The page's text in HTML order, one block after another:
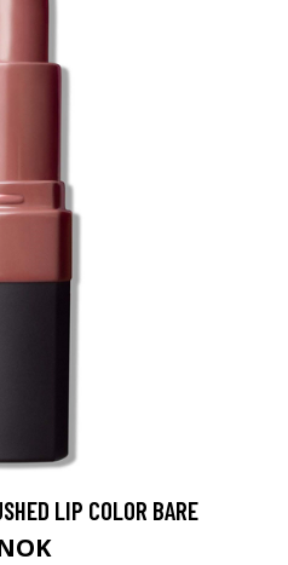
LIP COLOR BARE